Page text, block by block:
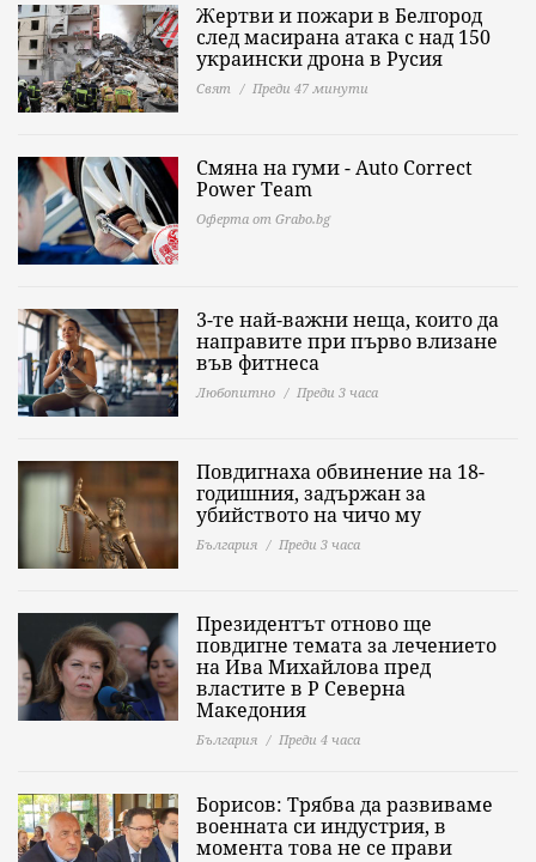
Жертви и пожари в Белгород
след масирана атака с над 150
украински дрона в Русия
Свят Преди 47 минути
Смяна на гуми - Auto Correct
Power Теаm
Оферта от Grabo.bg
3-те най-важни неща, които да
направите при първо влизане
във фитнеса
Любопитно Преди 3 часа
Повдигнаха обвинение на 18-
годишния, задържан за
убийството на чичо му
България Преди 3 часа
Президентът отново ще
повдигне темата за лечението
на Ива Михайлова пред
властите в Р Северна
Македония
България Преди 4 часа
Борисов: Трябва да развиваме
военната си индустрия, в
момента това не се прави